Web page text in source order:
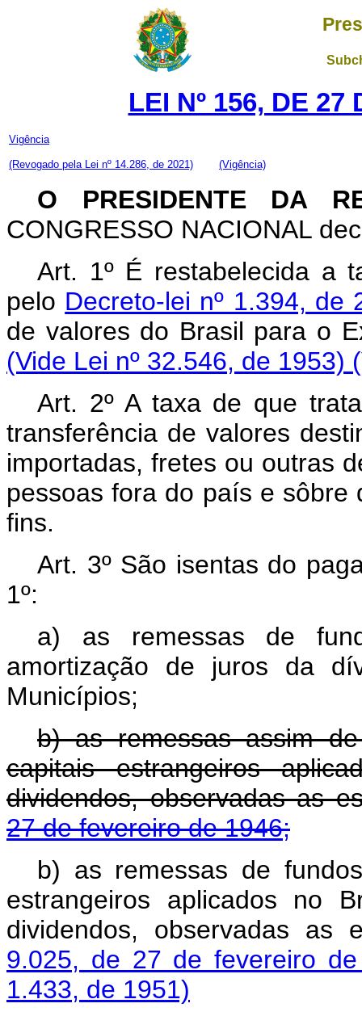
LEI Nº 156, DE 27
Vigência
(Revogado pela Lei nº 14.286, de 2021) (Vigência)
O PRESIDENTE DA
CONGRESSO NACIONAL
Art. 1º É restabelecida a
pelo Decreto-lei nº 1.394,
de valores do Brasil para o
(Vide Lei nº 32.546, de 1953)
Art. 2º A taxa de que
transferência de valores
importadas, fretes ou outras
pessoas fora do país e sôbre
fins.
Art. 3º São isentas do
1º:
a) as remessas de
amortização de juros da
Municípios;
b) as remessas assim
capitais estrangeiros
dividendos, observadas as
27 de fevereiro de 1946;
b) as remessas de
estrangeiros aplicados no
dividendos, observadas as
9.025, de 27 de fevereiro
1.433, de 1951)